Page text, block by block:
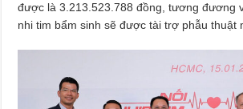
được là 3.213.523.788 đồng, tương đương
nhi tim bẩm sinh sẽ được tài trợ phẫu thuật